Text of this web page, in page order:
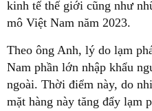
kinh tế thế giới cũng như
mô Việt Nam năm 2023.
Theo ông Anh, lý do lạm
Nam phần lớn nhập khẩu
ngoài. Thời điểm này, do
mặt hàng này tăng đẩy lạm